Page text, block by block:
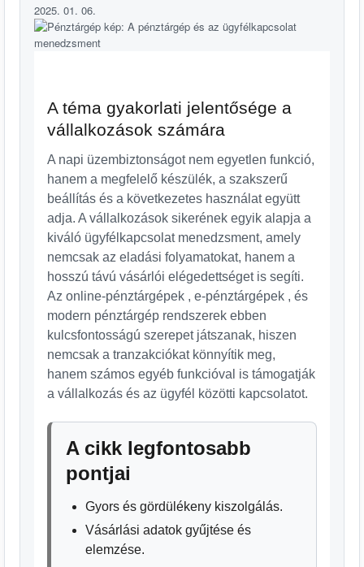
2025. 01. 06.
A téma gyakorlati jelentősége a
vállalkozások számára
A napi üzembiztonságot nem egyetlen funkció,
hanem a megfelelő készülék, a szakszerű
beállítás és a következetes használat együtt
adja. A vállalkozások sikerének egyik alapja a
kiváló ügyfélkapcsolat menedzsment, amely
nemcsak az eladási folyamatokat, hanem a
hosszú távú vásárlói elégedettséget is segíti.
Az online-pénztárgépek , e-pénztárgépek , és
modern pénztárgép rendszerek ebben
kulcsfontosságú szerepet játszanak, hiszen
nemcsak a tranzakciókat könnyítik meg,
hanem számos egyéb funkcióval is támogatják
a vállalkozás és az ügyfél közötti kapcsolatot.
A cikk legfontosabb
pontjai
Gyors és gördülékeny kiszolgálás.
Vásárlási adatok gyűjtése és
elemzése.